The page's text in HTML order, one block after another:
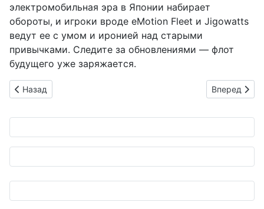
электромобильная эра в Японии набирает
обороты, и игроки вроде eMotion Fleet и Jigowatts
ведут ее с умом и иронией над старыми
привычками. Следите за обновлениями — флот
будущего уже заряжается.
Предыдущий: Maserati Grecale Tribute to Il Bruciato: SUV,
Назад Следующий:
Вперед